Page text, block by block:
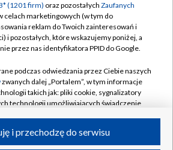
TVP
Cyfrowa
prywatności
Moje zgody
Pomoc
Kontakt
Kanały
(1201 firm) oraz pozostałych Zaufanych
celach marketingowych (w tym do
reklam do Twoich zainteresowań i
i pozostałych, które wskazujemy poniżej, a
przez nas identyfikatora PPID do Google.
podczas odwiedzania przez Ciebie naszych
zwanych dalej „Portalem”, w tym informacje
takich jak: pliki cookie, sygnalizatory
technologii umożliwiających świadczenie
i przechodzę do serwisu